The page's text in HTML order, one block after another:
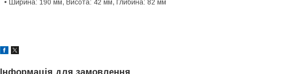
• Ширина: 190 мм, Висота: 42 мм, Глибина: 82 мм
Інформація для замовлення